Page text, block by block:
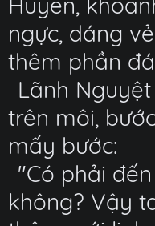
ngực, dáng
thêm phần
Lãnh
trên môi,
mấy bước:
"Có phải
không? Vậy